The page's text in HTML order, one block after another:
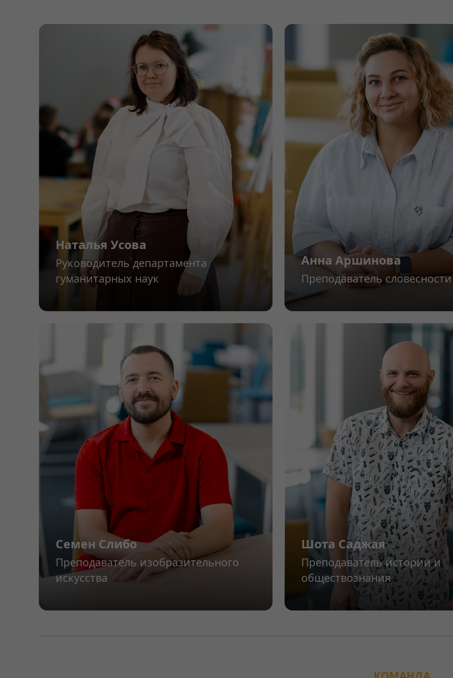
Наталья Усова
Руководитель департамента
гуманитарных наук
Анна Аршинова
Преподаватель словесности
Семен Слибо
Преподаватель изобразительного
искусства
Шота Саджая
Преподаватель истории и
обществознания